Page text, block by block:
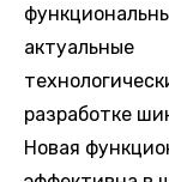
актуальные
разработке
Новая